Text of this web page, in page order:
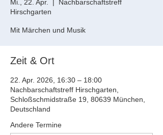
Mi., 22. Apr.
  |
Nachbarschaftstreff
Hirschgarten
Mit Märchen und Musik
Zeit & Ort
22. Apr. 2026, 16:30 – 18:00
Nachbarschaftstreff Hirschgarten,
Schloßschmidstraße 19, 80639 München,
Deutschland
Andere Termine